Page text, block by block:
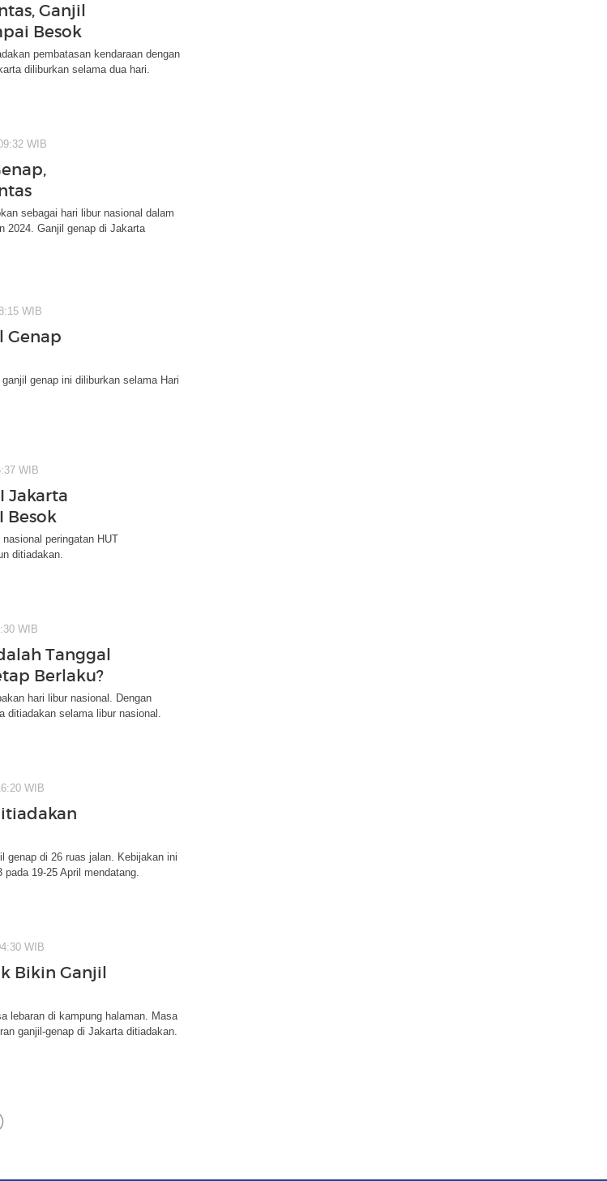
Ganjil
Besok
pembatasan kendaraan dengan
diliburkan selama dua hari.
WIB
sebagai hari libur nasional dalam
2024. Ganjil genap di Jakarta
WIB
Genap
genap ini diliburkan selama Hari
WIB
Jakarta
Besok
peringatan HUT
ditiadakan.
WIB
Tanggal
Berlaku?
hari libur nasional. Dengan
ditiadakan selama libur nasional.
WIB
genap di 26 ruas jalan. Kebijakan ini
19-25 April mendatang.
WIB
Bikin Ganjil
lebaran di kampung halaman. Masa
ganjil-genap di Jakarta ditiadakan.